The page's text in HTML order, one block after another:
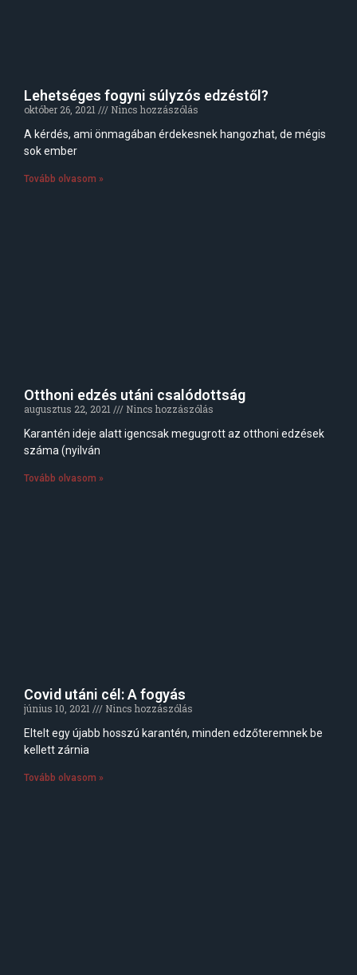
Lehetséges fogyni súlyzós edzéstől?
október 26, 2021
Nincs hozzászólás
A kérdés, ami önmagában érdekesnek hangozhat, de mégis
sok ember
Tovább olvasom »
Otthoni edzés utáni csalódottság
augusztus 22, 2021
Nincs hozzászólás
Karantén ideje alatt igencsak megugrott az otthoni edzések
száma (nyilván
Tovább olvasom »
Covid utáni cél: A fogyás
június 10, 2021
Nincs hozzászólás
Eltelt egy újabb hosszú karantén, minden edzőteremnek be
kellett zárnia
Tovább olvasom »